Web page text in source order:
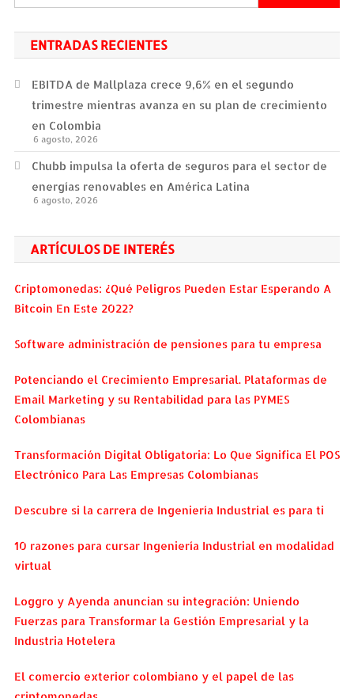
ENTRADAS RECIENTES
EBITDA de Mallplaza crece 9,6% en el segundo
trimestre mientras avanza en su plan de crecimiento
en Colombia
6 agosto, 2026
Chubb impulsa la oferta de seguros para el sector de
energías renovables en América Latina
6 agosto, 2026
ARTÍCULOS DE INTERÉS
Criptomonedas: ¿Qué Peligros Pueden Estar Esperando A
Bitcoin En Este 2022?
Software administración de pensiones para tu empresa
Potenciando el Crecimiento Empresarial. Plataformas de
Email Marketing y su Rentabilidad para las PYMES
Colombianas
Transformación Digital Obligatoria: Lo Que Significa El POS
Electrónico Para Las Empresas Colombianas
Descubre si la carrera de Ingeniería Industrial es para ti
10 razones para cursar Ingeniería Industrial en modalidad
virtual
Loggro y Ayenda anuncian su integración: Uniendo
Fuerzas para Transformar la Gestión Empresarial y la
Industria Hotelera
El comercio exterior colombiano y el papel de las